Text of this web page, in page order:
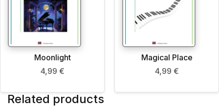
Moonlight
4,99 €
Magical Place
4,99 €
Related products